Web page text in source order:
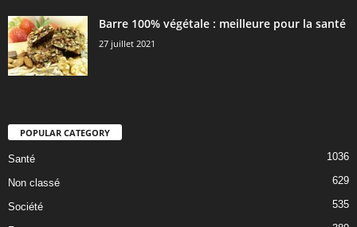
Barre 100% végétale : meilleure pour la santé
27 juillet 2021
POPULAR CATEGORY
Santé 1036
Non classé 629
Société 535